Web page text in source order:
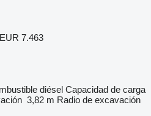
7.463
diésel Capacidad de carga
3,82 m Radio de excavación